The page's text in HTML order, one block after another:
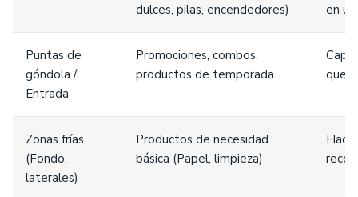
dulces, pilas, encendedores)
en
Puntas de
góndola /
Entrada
Promociones, combos,
productos de temporada
que
Zonas frías
(Fondo,
laterales)
Productos de necesidad
básica (Papel, limpieza)